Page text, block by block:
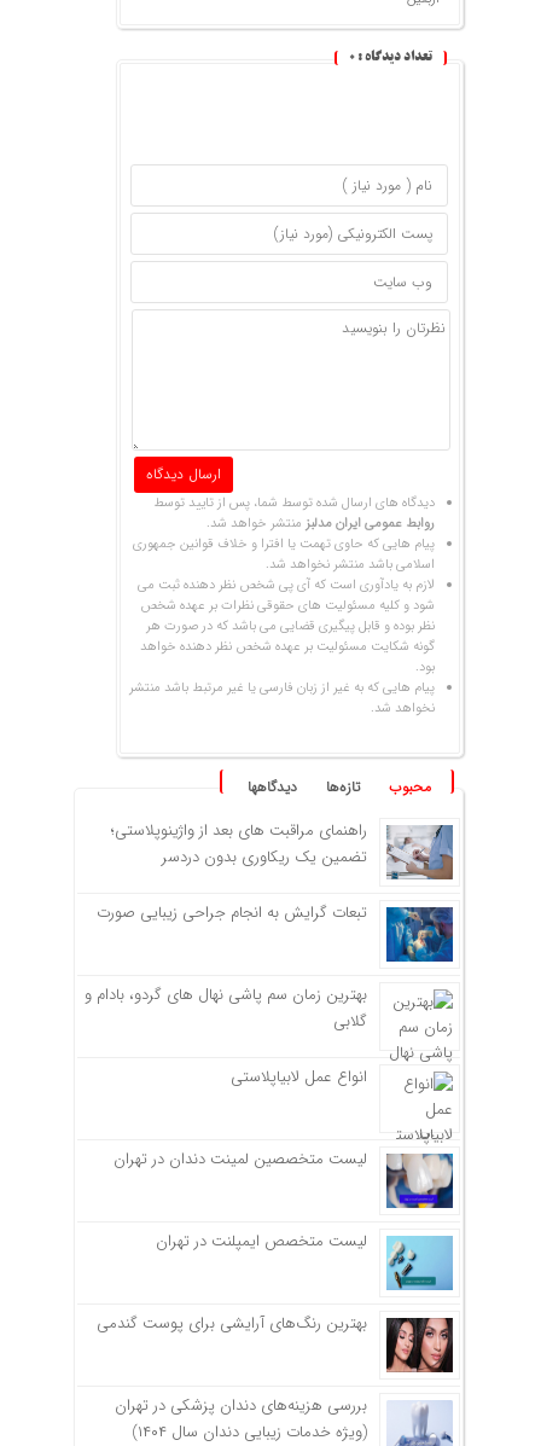
تعداد دیدگاه : 0
دیدگاه های ارسال شده توسط شما، پس از تایید توسط
روابط عمومی ایران مدلبز منتشر خواهد شد.
پیام هایی که حاوی تهمت یا افترا و خلاف قوانین جمهوری
اسلامی باشد منتشر نخواهد شد.
لازم به یادآوری است که آی پی شخص نظر دهنده ثبت می
شود و کلیه مسئولیت های حقوقی نظرات بر عهده شخص
نظر بوده و قابل پیگیری قضایی می باشد که در صورت هر
گونه شکایت مسئولیت بر عهده شخص نظر دهنده خواهد
بود.
پیام هایی که به غیر از زبان فارسی یا غیر مرتبط باشد منتشر
نخواهد شد.
محبوب تازه‌ها دیدگاهها
راهنمای مراقبت های بعد از واژینوپلاستی؛
تضمین یک ریکاوری بدون دردسر
تبعات گرایش به انجام جراحی زیبایی صورت
بهترین زمان سم پاشی نهال های گردو، بادام و
گلابی
انواع عمل لابیاپلاستی
لیست متخصصین لمینت دندان در تهران
لیست متخصص ایمپلنت در تهران
بهترین رنگ‌های آرایشی برای پوست گندمی
بررسی هزینه‌های دندان پزشکی در تهران
(ویژه خدمات زیبایی دندان سال ۱۴۰۴)